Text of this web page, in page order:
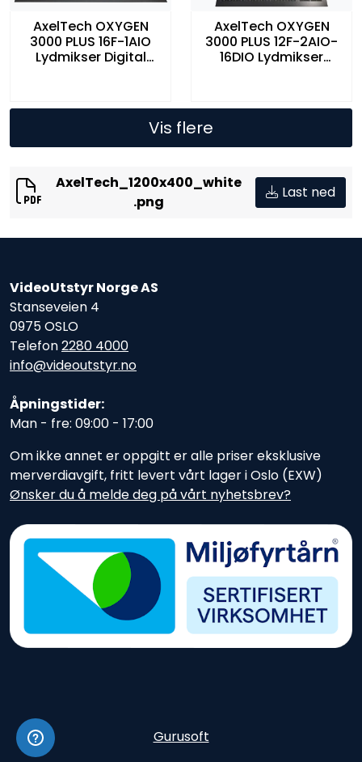
AxelTech OXYGEN
3000 PLUS 16F-1AIO
Lydmikser Digital
AxelTech OXYGEN
3000 PLUS 12F-2AIO-
16DIO Lydmikser
Vis flere
AxelTech_1200x400_white
.png
Last ned
VideoUtstyr Norge AS
Stanseveien 4
0975 OSLO
Telefon2280 4000
info@videoutstyr.no
Åpningstider:
Man - fre: 09:00 - 17:00
Om ikke annet er oppgitt er alle priser eksklusive
merverdiavgift, fritt levert vårt lager i Oslo (EXW)
Ønsker du å melde deg på vårt nyhetsbrev?
Gurusoft